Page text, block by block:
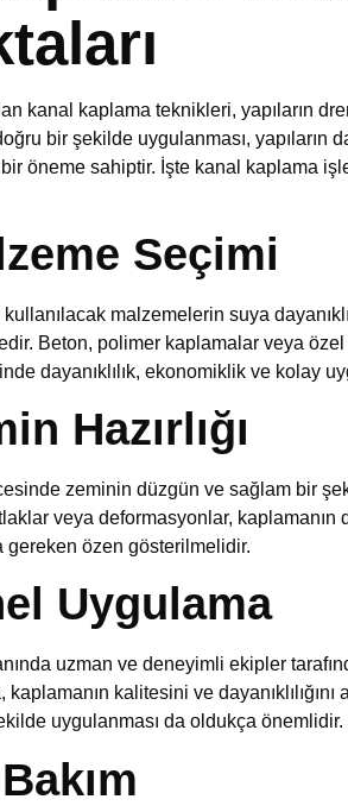
kanal kaplama teknikleri, yapıların
bir şekilde uygulanması, yapıların
bir öneme sahiptir. İşte kanal kaplama
Seçimi
malzemelerin suya
Beton, polimer kaplamalar veya
dayanıklılık, ekonomiklik ve kolay
Hazırlığı
zeminin düzgün ve sağlam bir
veya deformasyonlar, kaplamanın
gereken özen gösterilmelidir.
Uygulama
uzman ve deneyimli ekipler
kalitesini ve dayanıklılığını
uygulanması da oldukça önemlidir.